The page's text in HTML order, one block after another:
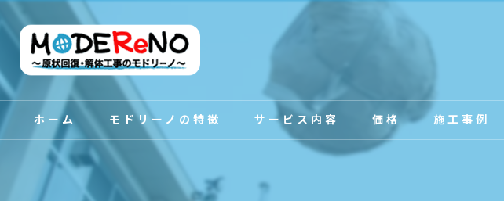
ホーム モドリーノの特徴
スタッフ紹介
サービス内容 価格 施工事例